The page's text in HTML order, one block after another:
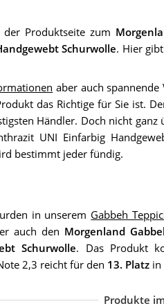
Produktseite zum
Schurwolle. Hier
aber auch
das Richtige für Sie ist.
Händler. Doch nicht
UNI Einfarbig
bestimmt jeder fündig.
in unserem Gabbeh
auch den Morgenland
Schurwolle. Das Produkt
2,3 reicht für den 13. Platzin
Produkte